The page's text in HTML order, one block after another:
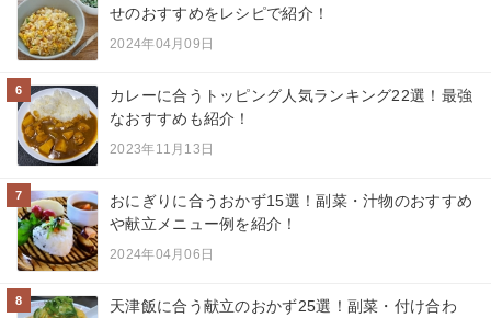
せのおすすめをレシピで紹介！
2024年04月09日
6
カレーに合うトッピング人気ランキング22選！最強
なおすすめも紹介！
2023年11月13日
7
おにぎりに合うおかず15選！副菜・汁物のおすすめ
や献立メニュー例を紹介！
2024年04月06日
8
天津飯に合う献立のおかず25選！副菜・付け合わ